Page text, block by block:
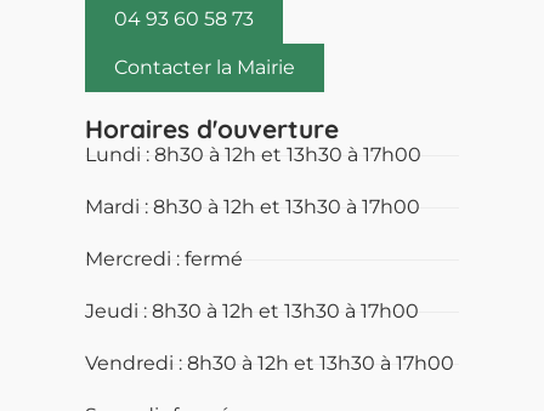
04 93 60 58 73
Contacter la Mairie
Horaires d'ouverture
Lundi : 8h30 à 12h et 13h30 à 17h00
Mardi : 8h30 à 12h et 13h30 à 17h00
Mercredi : fermé
Jeudi : 8h30 à 12h et 13h30 à 17h00
Vendredi : 8h30 à 12h et 13h30 à 17h00